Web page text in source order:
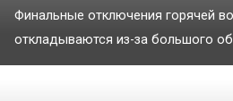
Финальные отключения горячей
откладываются из-за большого